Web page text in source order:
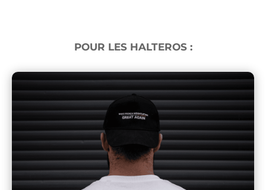
POUR LES HALTEROS :